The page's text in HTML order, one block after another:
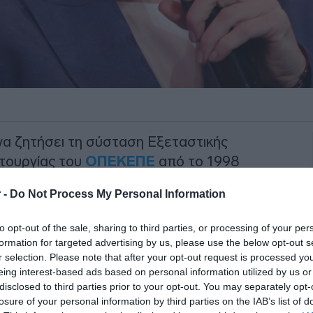
- Do Not Process My Personal Information
opt-out of the sale, sharing to third parties, or processing of your
for targeted advertising by us, please use the below opt-out
selection. Please note that after your opt-out request is processed
interest-based ads based on personal information utilized by us
to third parties prior to your opt-out. You may separately
of your personal information by third parties on the IAB’s list of
τη σύσταση Εξεταστικής
του ΟΠΕΚΕΠΕ από το 1998
τη διαφορά πολιτικής κουλτούρας που
τονίζει σε ανάρτησή της στο Χ η
να ελεγχθεί και η δική της
τι έχει γίνει με τον ΟΠΕΚΕΠΕ. Τα
η δική τους. Γιατί άραγε;».